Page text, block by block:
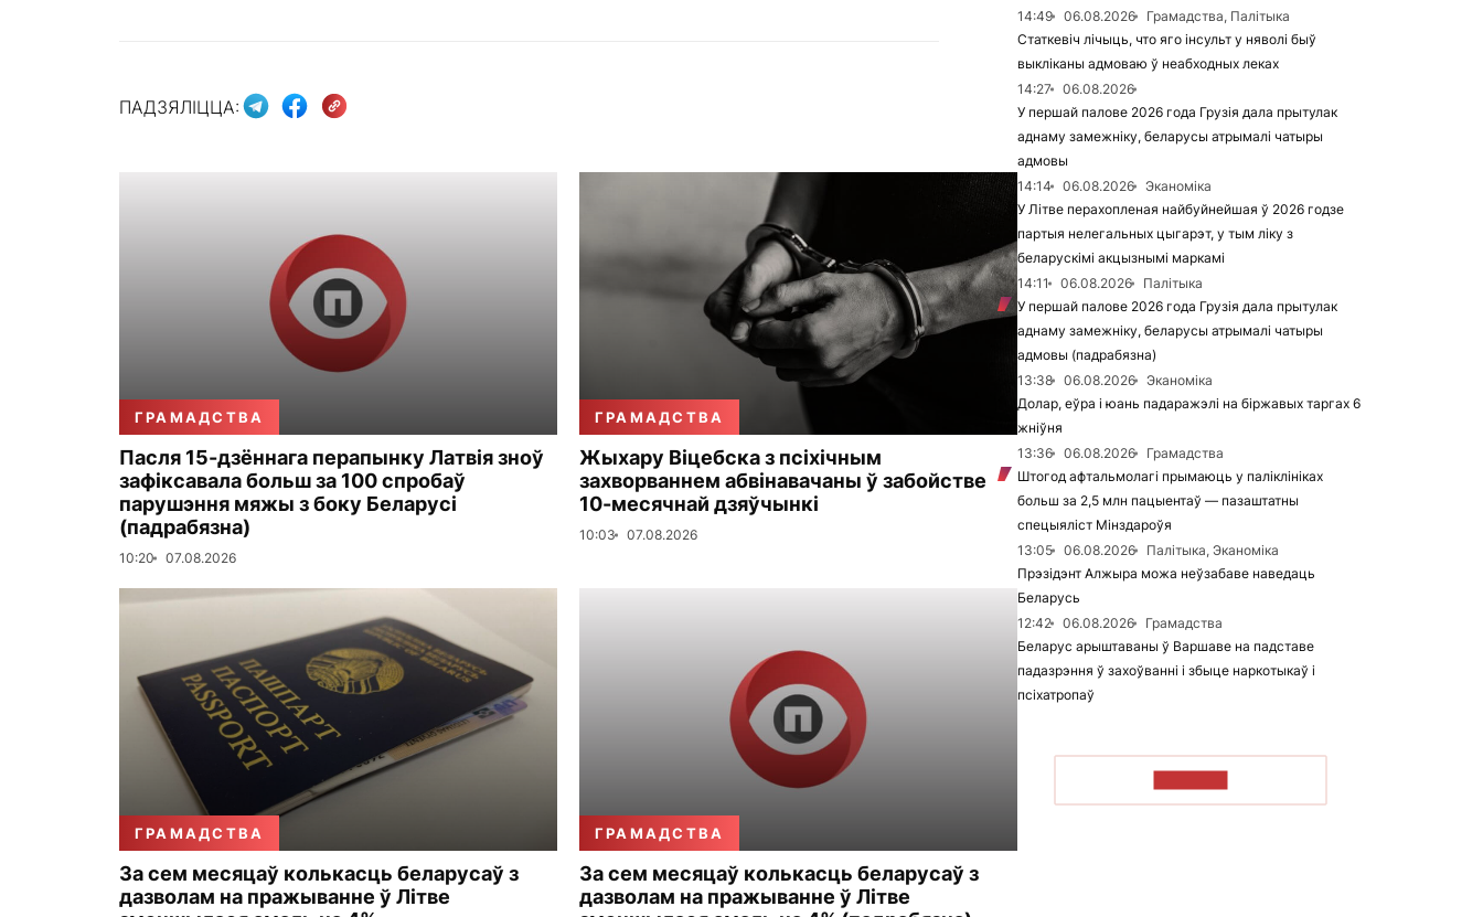
ПАДЗЯЛІЦЦА:
ГРАМАДСТВА
Пасля 15-дзённага перапынку Латвія зноў
зафіксавала больш за 100 спробаў
парушэння мяжы з боку Беларусі
(падрабязна)
10:20 07.08.2026
ГРАМАДСТВА
Жыхару Віцебска з псіхічным
захворваннем абвінавачаны ў забойстве
10-месячнай дзяўчынкі
10:03 07.08.2026
ГРАМАДСТВА
За сем месяцаў колькасць беларусаў з
дазволам на пражыванне ў Літве
ГРАМАДСТВА
За сем месяцаў колькасць беларусаў з
дазволам на пражыванне ў Літве
14:49
06.08.2026
Грамадства, Палітыка
Статкевіч лічыць, что яго інсульт у няволі быў
выкліканы адмоваю ў неабходных леках
14:27
06.08.2026
У першай палове 2026 года Грузія дала прытулак
аднаму замежніку, беларусы атрымалі чатыры
адмовы
14:14
06.08.2026
Эканоміка
У Літве перахопленая найбуйнейшая ў 2026 годзе
партыя нелегальных цыгарэт, у тым ліку з
беларускімі акцызнымі маркамі
14:11
06.08.2026
Палітыка
У першай палове 2026 года Грузія дала прытулак
аднаму замежніку, беларусы атрымалі чатыры
адмовы (падрабязна)
13:38
06.08.2026
Эканоміка
Долар, еўра і юань падаражэлі на біржавых таргах 6
жніўня
13:36
06.08.2026
Грамадства
Штогод афтальмолагі прымаюць у паліклініках
больш за 2,5 млн пацыентаў — пазаштатны
спецыяліст Мінздароўя
13:05
06.08.2026
Палітыка, Эканоміка
Прэзідэнт Алжыра можа неўзабаве наведаць
Беларусь
12:42
06.08.2026
Грамадства
Беларус арыштаваны ў Варшаве на падставе
падазрэння ў захоўванні і збыце наркотыкаў і
псіхатропаў